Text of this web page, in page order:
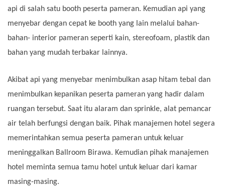
api di salah satu booth peserta pameran. Kemudian api yang
menyebar dengan cepat ke booth yang lain melalui bahan-
bahan- interior pameran seperti kain, stereofoam, plastik dan
bahan yang mudah terbakar lainnya.
Akibat api yang menyebar menimbulkan asap hitam tebal dan
menimbulkan kepanikan peserta pameran yang hadir dalam
ruangan tersebut. Saat itu alaram dan sprinkle, alat pemancar
air telah berfungsi dengan baik. Pihak manajemen hotel segera
memerintahkan semua peserta pameran untuk keluar
meninggalkan Ballroom Birawa. Kemudian pihak manajemen
hotel meminta semua tamu hotel untuk keluar dari kamar
masing-masing.